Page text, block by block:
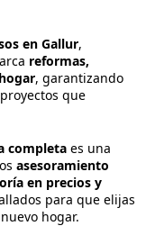
en Gallur,
reformas,
, garantizando
que
completa es una
asesoramiento
en precios y
para que elijas
hogar.